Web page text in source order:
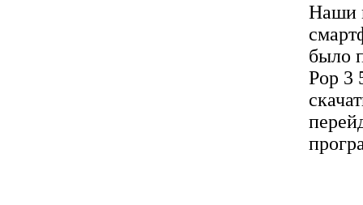
Наши
было
Pop 3